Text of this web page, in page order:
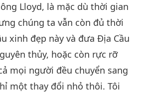
2024-04-04 4293Lượt Xem
Cùng Nhau Cứu Sinh Mạng,
Phần 5 Của Loạt Chương Trình
Nhiều Phần
4275 Lượt Xem
Lloyd, là mặc dù thời gian
chúng ta vẫn còn đủ thời
xinh đẹp này và đưa Địa Cầu
thủy, hoặc còn rực rỡ
mọi người đều chuyển sang
một thay đổi nhỏ thôi. Tôi